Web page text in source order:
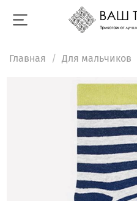
Главная Для мальчиков